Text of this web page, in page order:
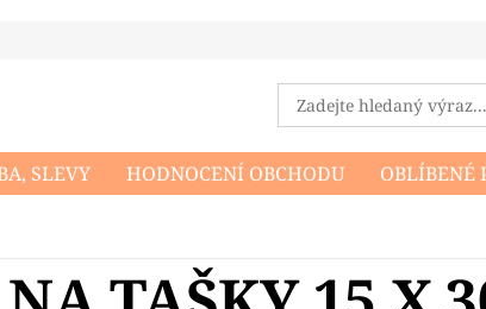
SLEVY HODNOCENÍ OBCHODU
OBLÍBENÉ
ÚDAJŮ